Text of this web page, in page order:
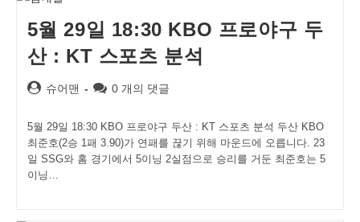
5월 29일 18:30 KBO 프로야구 두
산 : KT 스포츠 분석
Post슈어맨
Post0 개의 댓글
5월 29일 18:30 KBO 프로야구 두산 : KT 스포츠 분석 두산 KBO
최준호(2승 1패 3.90)가 연패를 끊기 위해 마운드에 오릅니다. 23
일 SSG와 홈 경기에서 5이닝 2실점으로 승리를 거둔 최준호는 5
이닝…